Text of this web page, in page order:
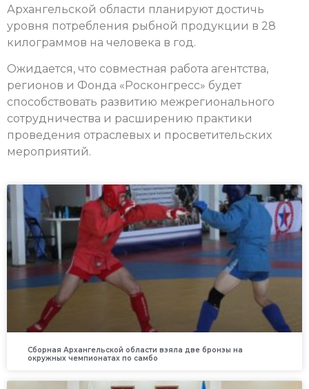
Архангельской области планируют достичь
уровня потребления рыбной продукции в 28
килограммов на человека в год.
Ожидается, что совместная работа агентства,
регионов и Фонда «Росконгресс» будет
способствовать развитию межрегионального
сотрудничества и расширению практики
проведения отраслевых и просветительских
мероприятий.
Сборная Архангельской области взяла две бронзы на
окружных чемпионатах по самбо